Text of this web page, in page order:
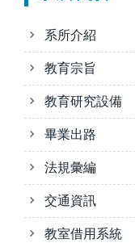
系所介紹
教育宗旨
教育研究設備
畢業出路
法規彙編
交通資訊
教室借用系統